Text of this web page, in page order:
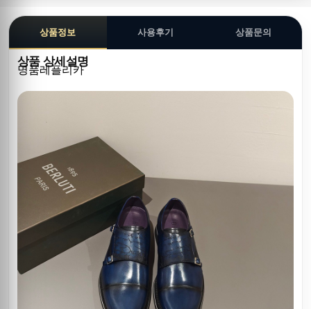
상품정보 사용후기 상품문의
상품 상세설명
명품레플리카